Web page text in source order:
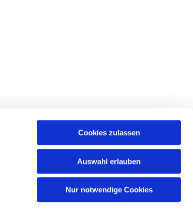
Cookies zulassen
Auswahl erlauben
Nur notwendige Cookies